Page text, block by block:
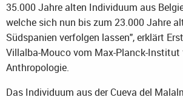
35.000 Jahre alten Individuum aus
welche sich nun bis zum 23.000 Jahre
Südspanien verfolgen lassen", erklärt
Villalba-Mouco vom Max-Planck-
Anthropologie.
Das Individuum aus der Cueva del